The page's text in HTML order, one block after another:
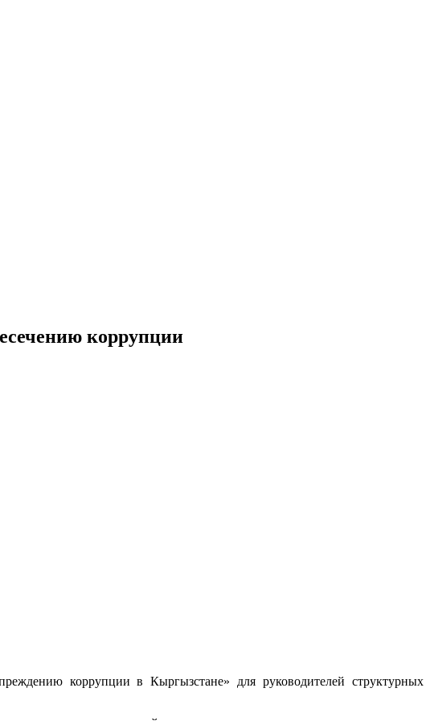
коррупции
коррупции в Кыргызстане» для руководителей структурных